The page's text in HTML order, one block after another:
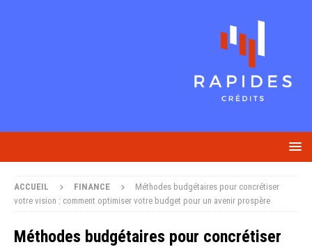
ACCUEIL FINANCE
Méthodes budgétaires pour concrétiser
votre vision : comment optimiser votre budget pour un avenir prospère
Méthodes budgétaires pour concrétiser